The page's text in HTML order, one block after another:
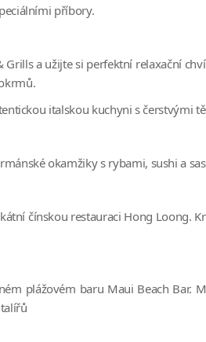
příbory.
a užijte si perfektní relaxační
italskou kuchyni s čerstvými
okamžiky s rybami, sushi a
čínskou restauraci Hong
plážovém baru Maui Beach